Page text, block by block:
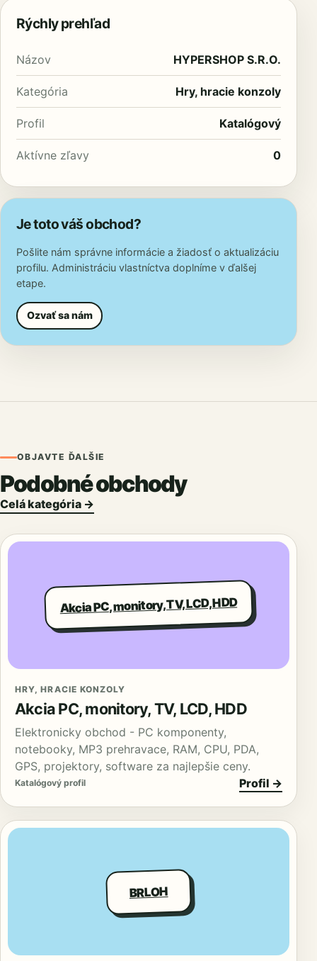
Rýchly prehľad
Názov HYPERSHOP S.R.O.
Kategória Hry, hracie konzoly
Profil Katalógový
Aktívne zľavy 0
Je toto váš obchod?
Pošlite nám správne informácie a žiadosť o aktualizáciu
profilu. Administráciu vlastníctva doplníme v ďalšej
etape.
Ozvať sa nám
OBJAVTE ĎALŠIE
Podobné obchody
Celá kategória →
Akcia PC, monitory, TV, LCD, HDD
HRY, HRACIE KONZOLY
Akcia PC, monitory, TV, LCD, HDD
Elektronicky obchod - PC komponenty,
notebooky, MP3 prehravace, RAM, CPU, PDA,
GPS, projektory, software za najlepšie ceny.
Katalógový profil Profil →
BRLOH